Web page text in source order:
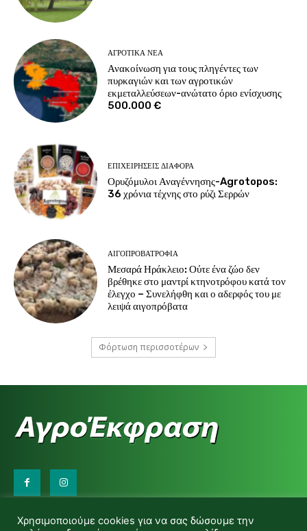
ΑΓΡΟΤΙΚΆ ΝΈΑ
Ανακοίνωση για τους πληγέντες των
πυρκαγιών και των αγροτικών
εκμεταλλεύσεων-ανώτατο όριο ενίσχυσης
500.000 €
ΕΠΙΧΕΙΡΉΣΕΙΣ ΔΙΆΦΟΡΑ
Ορυζόμυλοι Αναγέννησης-Agrotopos:
36 χρόνια τέχνης στο ρύζι Σερρών
ΑΙΓΟΠΡΟΒΑΤΡΟΦΊΑ
Μεσαρά Ηράκλειο: Ούτε ένα ζώο δεν
βρέθηκε στο μαντρί κτηνοτρόφου κατά τον
έλεγχο – Συνελήφθη και ο αδερφός του με
λειψά αιγοπρόβατα
Φόρτωση περισσοτέρων
d.makas@yahoo.gr
Χρησιμοποιούμε cookies για να σας δώσουμε την